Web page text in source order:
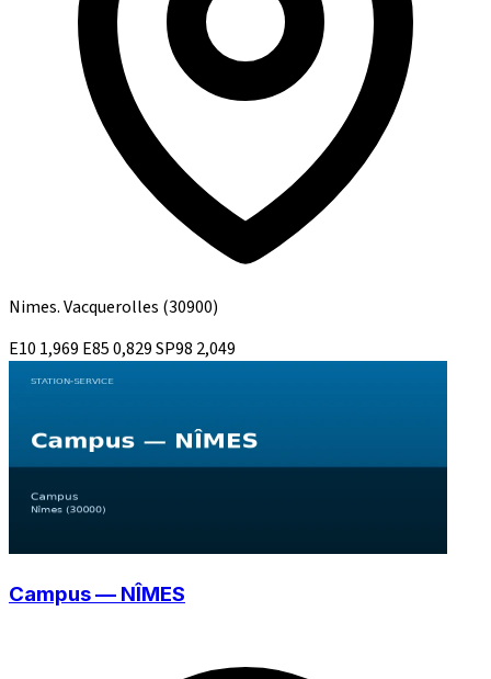
Nimes. Vacquerolles (30900)
E10 1,969 E850,829SP98 2,049
Campus — NÎMES